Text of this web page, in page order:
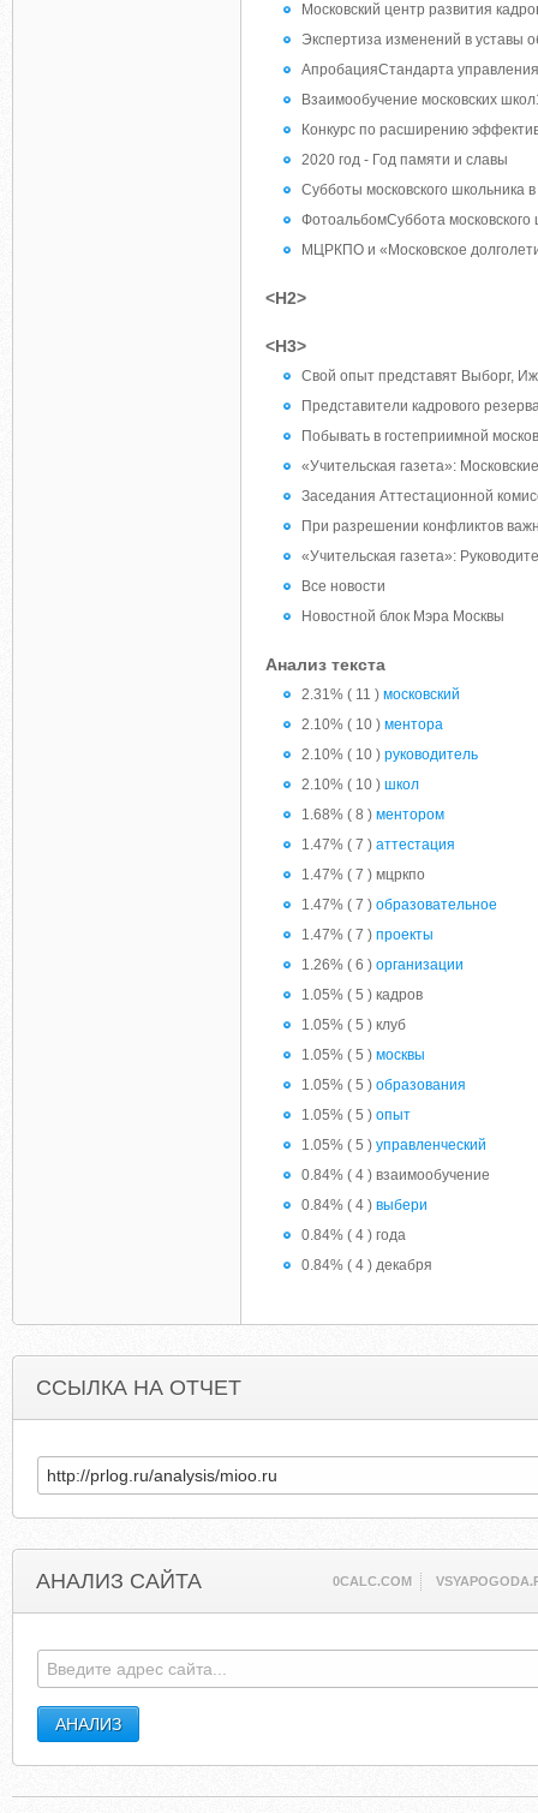
Московский центр развития
Экспертиза изменений в уставы
АпробацияСтандарта
Взаимообучение московских
Конкурс по расширению
2020 год - Год памяти и славы
Субботы московского
ФотоальбомСуббота московского
МЦРКПО и «Московское
<H2>
<H3>
Свой опыт представят Выборг,
Представители кадрового
Побывать в гостеприимной
«Учительская газета»:
Заседания Аттестационной
При разрешении конфликтов
«Учительская газета»:
Все новости
Новостной блок Мэра Москвы
Анализ текста
2.31% ( 11 ) московский
2.10% ( 10 ) ментора
2.10% ( 10 ) руководитель
2.10% ( 10 ) школ
1.68% ( 8 ) ментором
1.47% ( 7 ) аттестация
1.47% ( 7 ) мцркпо
1.47% ( 7 ) образовательное
1.47% ( 7 ) проекты
1.26% ( 6 ) организации
1.05% ( 5 ) кадров
1.05% ( 5 ) клуб
1.05% ( 5 ) москвы
1.05% ( 5 ) образования
1.05% ( 5 ) опыт
1.05% ( 5 ) управленческий
0.84% ( 4 ) взаимообучение
0.84% ( 4 ) выбери
0.84% ( 4 ) года
0.84% ( 4 ) декабря
ССЫЛКА НА ОТЧЕТ
АНАЛИЗ САЙТА 0CALC.COM